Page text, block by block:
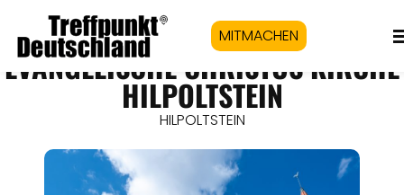
MITMACHEN
EVANGELISCHE CHRISTUS KIRCHE
HILPOLTSTEIN
HILPOLTSTEIN